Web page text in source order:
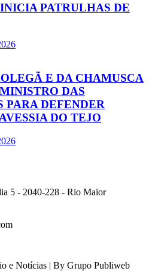
PATRULHAS DE
E DA CHAMUSCA
DAS
PARA DEFENDER
DO TEJO
5 - 2040-228 - Rio Maior
e Notícias | By Grupo Publiweb